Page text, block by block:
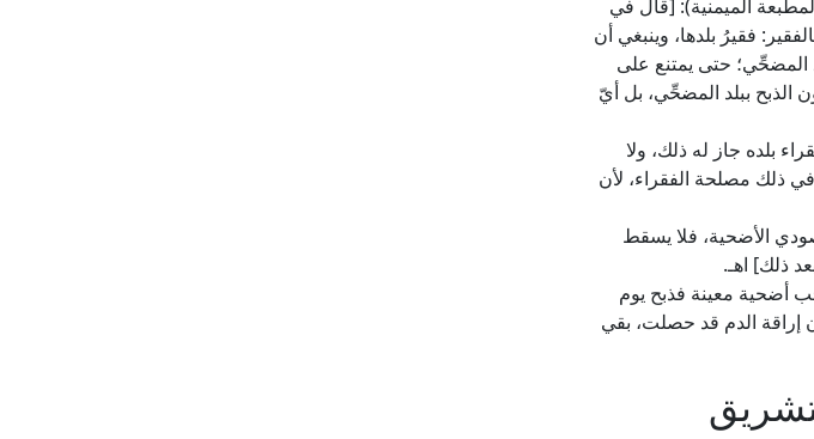
العبادي الشافعي في "حاشيته" على الغرر البهية (5/ 170، ط. المطبعة الميمنية): [قال في
فقيرُ بلدها، وينبغي أن
المضحِّي؛ حتى يمتنع على
الذبح ببلد المضحِّي، بل أيّ
بلده جاز له ذلك، ولا
ذلك مصلحة الفقراء، لأن
[الذبح أحد مقصودي الأضحية، فلا يسقط
ذلك] اهـ.
[مسألة: إذا وجب أضحية معينة فذبح يوم
إراقة الدم قد حصلت، بقي